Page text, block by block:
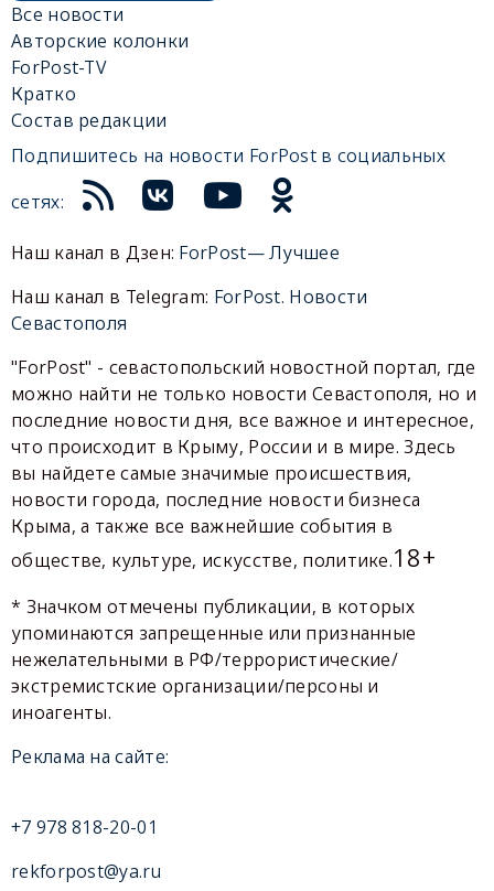
Все новости
Авторские колонки
ForPost-TV
Кратко
Состав редакции
Подпишитесь на новости ForPost в социальных
сетях:
Наш канал в Дзен: ForPost— Лучшее
Наш канал в Telegram: ForPost. Новости
Севастополя
"ForPost" - севастопольский новостной портал, где
можно найти не только новости Севастополя, но и
последние новости дня, все важное и интересное,
что происходит в Крыму, России и в мире. Здесь
вы найдете самые значимые происшествия,
новости города, последние новости бизнеса
Крыма, а также все важнейшие события в
обществе, культуре, искусстве, политике.18+
* Значком отмечены публикации, в которых
упоминаются запрещенные или признанные
нежелательными в РФ/террористические/
экстремистские организации/персоны и
иноагенты.
Реклама на сайте:
+7 978 818-20-01
rekforpost@ya.ru